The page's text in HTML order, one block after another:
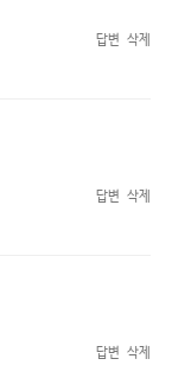
답변 삭제
답변 삭제
답변 삭제